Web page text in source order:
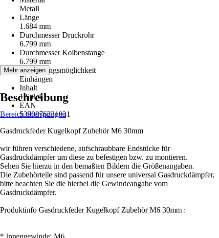
Metall
Länge
1.684 mm
Durchmesser Druckrohr
6.799 mm
Durchmesser Kolbenstange
6.799 mm
Befestigungsmöglichkeit
Einhängen
Inhalt
1 Stück
EAN
5390876231031
Mehr anzeigen
Beschreibung
Bereich überspringen
Gasdruckfeder Kugelkopf Zubehör M6 30mm
wir führen verschiedene, aufschraubbare Endstücke für
Gasdruckdämpfer um diese zu befestigen bzw. zu montieren.
Sehen Sie hierzu in den bemaßten Bildern die Größenangaben.
Die Zubehörteile sind passend für unsere universal Gasdruckdämpfer,
bitte beachten Sie die hierbei die Gewindeangabe vom
Gasdruckdämpfer.
Produktinfo Gasdruckfeder Kugelkopf Zubehör M6 30mm :
* Innengewinde: M6